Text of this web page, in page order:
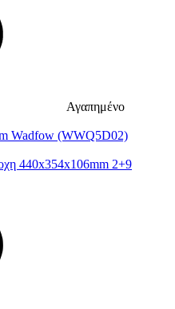
Αγαπημένο
Wadfow (WWQ5D02)